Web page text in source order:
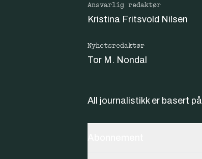
Ansvarlig redaktør
Kristina Fritsvold Nilsen
Nyhetsredaktør
Tor M. Nondal
All journalistikk er basert på